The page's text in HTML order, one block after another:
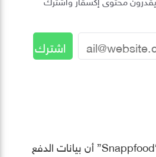
في بيانها الأوّلي، أكدت “Snappfood” أن بيانات الدفع